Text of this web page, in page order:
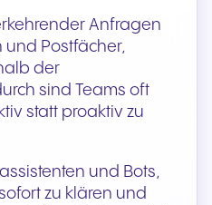
Anfragen
Postfächer,
der
sind Teams oft
statt proaktiv zu
und Bots,
zu klären und